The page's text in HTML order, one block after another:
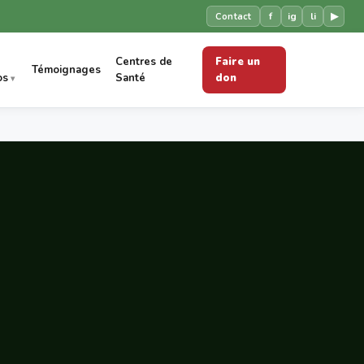
Contact f ig li ▶
Témoignages
Centres de
Santé
Faire un
don